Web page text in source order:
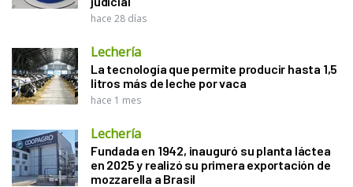
hace 28 días
Lechería
La tecnología que permite producir hasta 1,5
litros más de leche por vaca
hace 1 mes
Lechería
Fundada en 1942, inauguró su planta láctea
en 2025 y realizó su primera exportación de
mozzarella a Brasil